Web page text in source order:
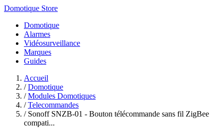
Domotique Store
Domotique
Alarmes
Vidéosurveillance
Marques
Guides
Accueil
/ Domotique
/ Modules Domotiques
/ Telecommandes
/ Sonoff SNZB-01 - Bouton télécommande sans fil ZigBee
compati...